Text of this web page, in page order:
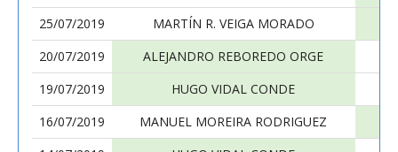
25/07/2019
MARTÍN R. VEIGA MORADO
20/07/2019
ALEJANDRO REBOREDO ORGE
19/07/2019
HUGO VIDAL CONDE
16/07/2019
MANUEL MOREIRA RODRIGUEZ